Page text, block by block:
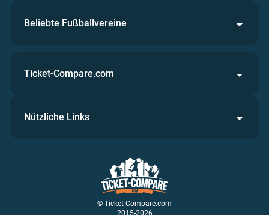
Beliebte Fußballvereine
© Ticket-Compare.com
2015-2026
Ticket-Compare.com
Nützliche Links